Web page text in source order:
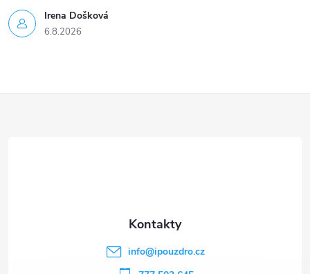
Irena Došková
6.8.2026
info@ipouzdro.cz